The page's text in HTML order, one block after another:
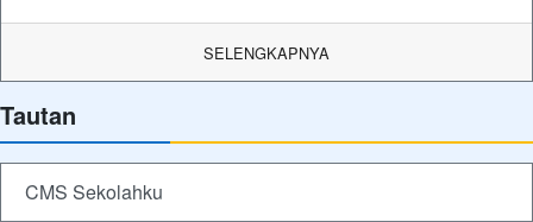
SELENGKAPNYA
Tautan
CMS Sekolahku